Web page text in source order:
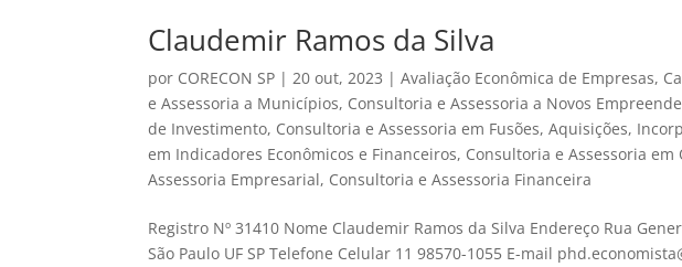
Claudemir Ramos da Silva
por CORECON SP |20 out, 2023 |Avaliação Econômica de Empresas,
e Assessoria a Municípios, Consultoria e Assessoria a Novos
de Investimento, Consultoria e Assessoria em Fusões, Aquisições,
em Indicadores Econômicos e Financeiros, Consultoria e Assessoria
Assessoria Empresarial, Consultoria e Assessoria Financeira
Registro Nº 31410 Nome Claudemir Ramos da Silva Endereço Rua
São Paulo UF SP Telefone Celular 11 98570-1055 E-mail